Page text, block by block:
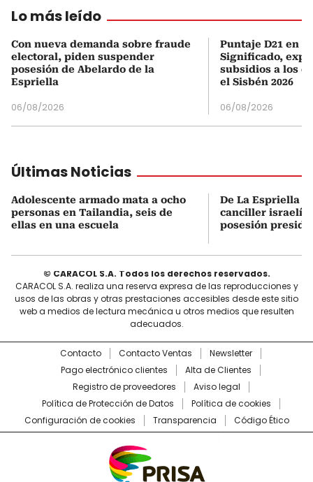
Lo más leído
Con nueva demanda sobre fraude
electoral, piden suspender
posesión de Abelardo de la
Espriella
06/08/2026
Puntaje D21 en
Significado,
subsidios a los
el Sisbén 2026
06/08/2026
Últimas Noticias
Adolescente armado mata a ocho
personas en Tailandia, seis de
ellas en una escuela
De La Espriella
canciller israelí
posesión
© CARACOL S.A. Todos los derechos reservados.
CARACOL S.A. realiza una reserva expresa de las reproducciones y
usos de las obras y otras prestaciones accesibles desde este sitio
web a medios de lectura mecánica u otros medios que resulten
adecuados.
Contacto Contacto Ventas
Newsletter
Pago electrónico clientes
Alta de Clientes
Registro de proveedores
Aviso legal
Política de Protección de Datos
Política de cookies
Configuración de cookies
Transparencia Código Ético